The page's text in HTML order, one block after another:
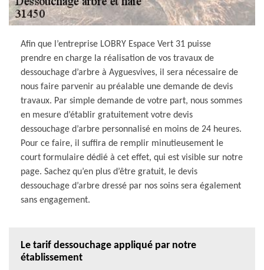
Afin que l’entreprise LOBRY Espace Vert 31 puisse
prendre en charge la réalisation de vos travaux de
dessouchage d’arbre à Ayguesvives, il sera nécessaire de
nous faire parvenir au préalable une demande de devis
travaux. Par simple demande de votre part, nous sommes
en mesure d’établir gratuitement votre devis
dessouchage d’arbre personnalisé en moins de 24 heures.
Pour ce faire, il suffira de remplir minutieusement le
court formulaire dédié à cet effet, qui est visible sur notre
page. Sachez qu’en plus d’être gratuit, le devis
dessouchage d’arbre dressé par nos soins sera également
sans engagement.
Le tarif dessouchage appliqué par notre
établissement